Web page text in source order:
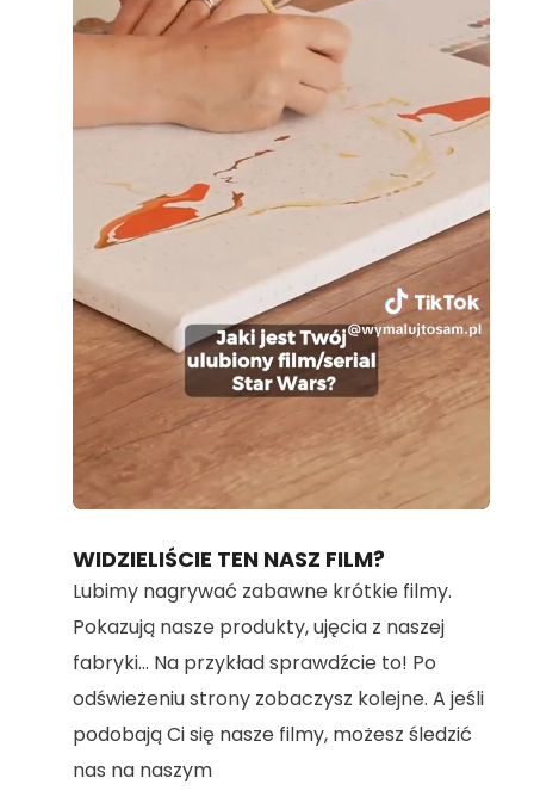
Loaded
100.00%
WIDZIELIŚCIE TEN NASZ FILM?
Lubimy nagrywać zabawne krótkie filmy.
Pokazują nasze produkty, ujęcia z naszej
fabryki... Na przykład sprawdźcie to! Po
odświeżeniu strony zobaczysz kolejne. A jeśli
podobają Ci się nasze filmy, możesz śledzić
nas na naszym